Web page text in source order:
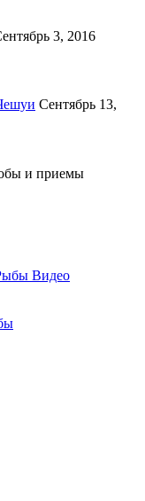
3, 2016
Сентябрь 13,
и приемы
Видео